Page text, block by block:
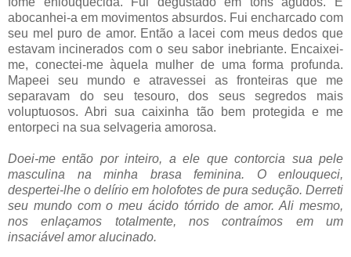
abocanhei-a em movimentos absurdos. Fui encharcado com
seu mel puro de amor. Então a lacei com meus dedos que
estavam incinerados com o seu sabor inebriante. Encaixei-
me, conectei-me àquela mulher de uma forma profunda.
Mapeei seu mundo e atravessei as fronteiras que me
separavam do seu tesouro, dos seus segredos mais
voluptuosos. Abri sua caixinha tão bem protegida e me
entorpeci na sua selvageria amorosa.
Doei-me então por inteiro, a ele que contorcia sua pele
masculina na minha brasa feminina. O enlouqueci,
despertei-lhe o delírio em holofotes de pura sedução. Derreti
seu mundo com o meu ácido tórrido de amor. Ali mesmo,
nos enlaçamos totalmente, nos contraímos em um
insaciável amor alucinado.